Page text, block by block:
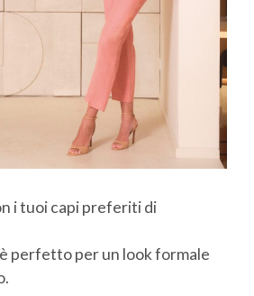
i tuoi capi preferiti di
perfetto per un look formale